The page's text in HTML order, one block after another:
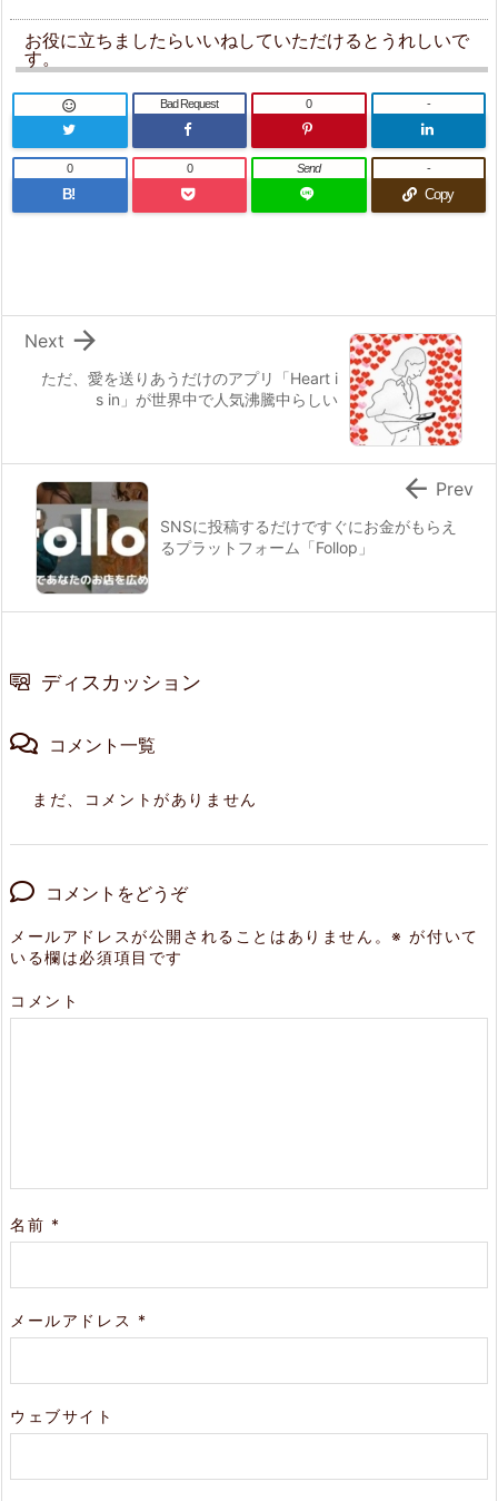
お役に立ちましたらいいねしていただけるとうれしいで
す。
 Bad Request 0 -
B!
0 0 Send
Copy
-
ただ、愛を送りあうだけのアプリ「Heart i
s in」が世界中で人気沸騰中らしい

Next
SNSに投稿するだけですぐにお金がもらえ
るプラットフォーム「Follop」
 Prev
ディスカッション
コメント一覧
まだ、コメントがありません
コメントをどうぞ
メールアドレスが公開されることはありません。※ が付いて
いる欄は必須項目です
コメント
名前 *
メールアドレス *
ウェブサイト